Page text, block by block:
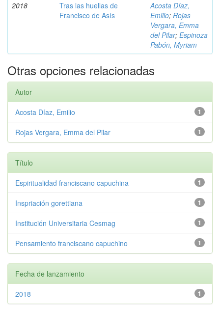
2018
Tras las huellas de
Francisco de Asís
Acosta Díaz,
Emilio; Rojas
Vergara, Emma
del Pilar; Espinoza
Pabón, Myriam
Otras opciones relacionadas
Autor
1
Acosta Díaz, Emilio
1
Rojas Vergara, Emma del Pilar
Título
1
Espiritualidad franciscano capuchina
1
Inspriación gorettiana
1
Institución Universitaria Cesmag
1
Pensamiento franciscano capuchino
Fecha de lanzamiento
1
2018